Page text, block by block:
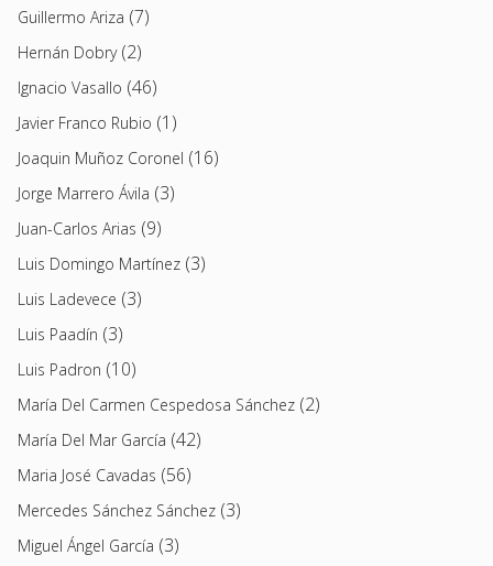
Guillermo Ariza (7)
Hernán Dobry(2)
Ignacio Vasallo (46)
Javier Franco Rubio (1)
Joaquin Muñoz Coronel (16)
Jorge Marrero Ávila (3)
Juan-Carlos Arias (9)
Luis Domingo Martínez (3)
Luis Ladevece (3)
Luis Paadín (3)
Luis Padron (10)
María Del Carmen Cespedosa Sánchez (2)
María Del Mar García (42)
Maria José Cavadas (56)
Mercedes Sánchez Sánchez (3)
Miguel Ángel García (3)